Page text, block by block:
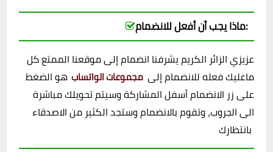
ماذا يجب أن أفعل للانضمام:
عزيزي الزائر الكريم يشرفنا انضمام إلى موقعنا الممتع كل
ماعليك فعله للانضمام إلى مجموعات الواتساب هو الضغط
على زر الانضمام أسفل المشاركة وسيتم تحويلك مباشرة
الى الجروب، وتقوم بالانضمام وستجد الكثير من الاصدقاء